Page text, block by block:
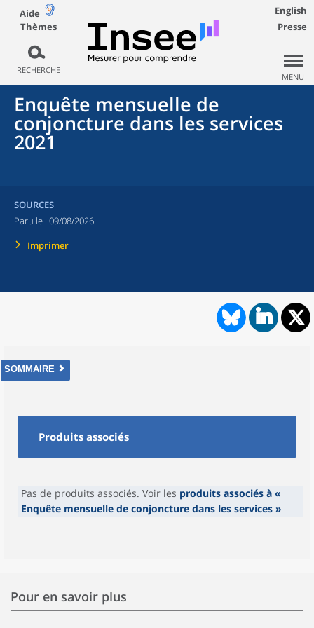
Aide
Thèmes
RECHERCHE
English
Presse
MENU
Enquête mensuelle de
conjoncture dans les services
2021
SOURCES
Paru le : 09/08/2026
Imprimer
SOMMAIRE
Produits associés
Pas de produits associés. Voir les produits associés à «
Enquête mensuelle de conjoncture dans les services »
Pour en savoir plus